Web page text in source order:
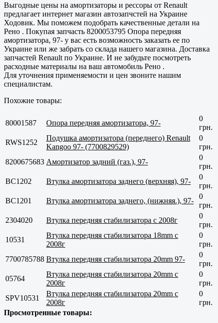
Выгодные цены на амортизаторы и рессоры от Renault
предлагает интернет магазин автозапчстей на Украине
Ходовик. Мы поможем подобрать качественные детали на
Рено . Покупая запчасть 8200053795 Опора передняя
амортизатора, 97- у вас есть возможность заказать ее по
Украине или же забрать со склада нашего магазина. Доставка
запчастей Renault по Украине. И не забудьте посмотреть
расходные материалы на ваш автомобиль Рено .
Для уточнения применяемости и цен звоните нашим
специалистам.
Похожие товары:
80001587 Опора передняя амортизатора, 97-
0
грн.
RWS1252
Подушка амортизатора (переднего) Renault
Kangoo 97- (7700829529)
0
грн.
8200675683 Амортизатор задний (газ.), 97-
0
грн.
BC1202
Втулка амортизатора заднего (верхняя), 97-
0
грн.
BC1201
Втулка амортизатора заднего, (нижняя.), 97-
0
грн.
2304020
Втулка передняя стабилизатора c 2008г
0
грн.
10531
Втулка передняя стабилизатора 18mm c
2008г
0
грн.
7700785788 Втулка передняя стабилизатора 20mm 97-
0
грн.
05764
Втулка передняя стабилизатора 20mm c
2008г
0
грн.
SPV10531
Втулка передняя стабилизатора 20mm c
2008г
0
грн.
Просмотренные товары: